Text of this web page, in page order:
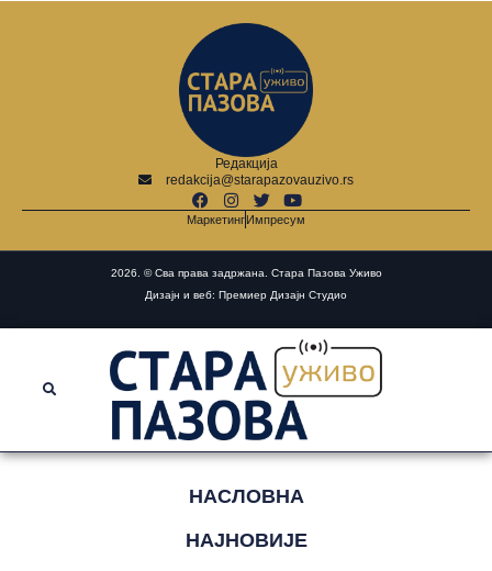
Редакција
redakcija@starapazovauzivo.rs
Маркетинг Импресум
2026. © Сва права задржана. Стара Пазова Уживо
Дизајн и веб: Премиер Дизајн Студио
НАСЛОВНА
НАЈНОВИЈЕ